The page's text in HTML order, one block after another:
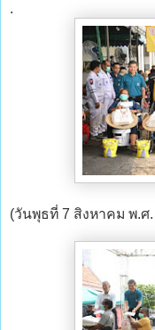
.
(วันพุธที่ 7 สิงหาคม พ.ศ.